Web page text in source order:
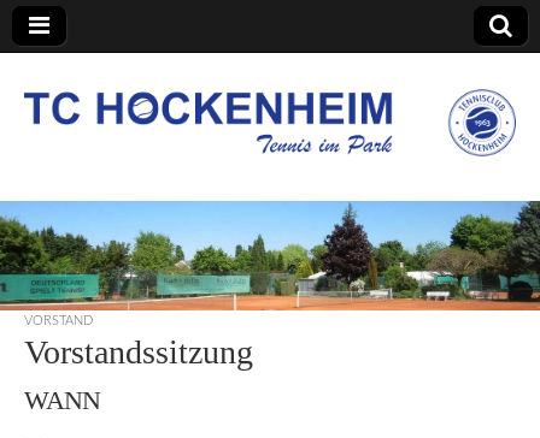
TC Hockenheim
VORSTAND
Vorstandssitzung
WANN